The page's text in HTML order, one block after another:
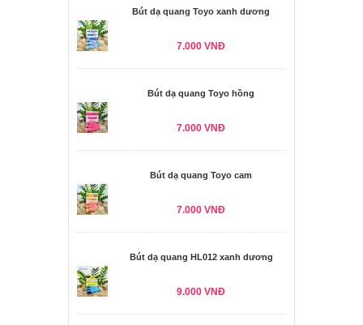
Bút dạ quang Toyo xanh dương
7.000 VNĐ
Bút dạ quang Toyo hồng
7.000 VNĐ
Bút dạ quang Toyo cam
7.000 VNĐ
Bút dạ quang HL012 xanh dương
9.000 VNĐ